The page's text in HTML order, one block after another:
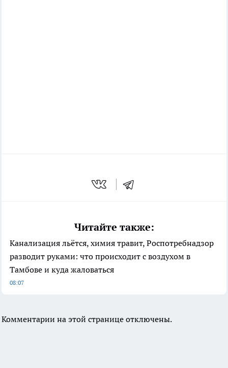
Читайте также:
Канализация льётся, химия травит, Роспотребнадзор
разводит руками: что происходит с воздухом в
Тамбове и куда жаловаться
08:07
Комментарии на этой странице отключены.